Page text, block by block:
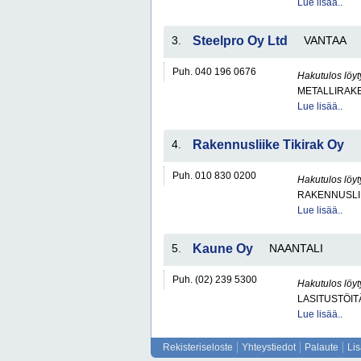
Lue lisää..
3. Steelpro Oy Ltd VANTAA
Puh. 040 196 0676
Hakutulos
Lue lisää..
4. Rakennusliike Tikirak Oy
Puh. 010 830 0200
Hakutulos
Lue lisää..
5. Kaune Oy NAANTALI
Puh. (02) 239 5300
Hakutulos
Lue lisää..
Rekisteriseloste Yhteystiedot Palaute